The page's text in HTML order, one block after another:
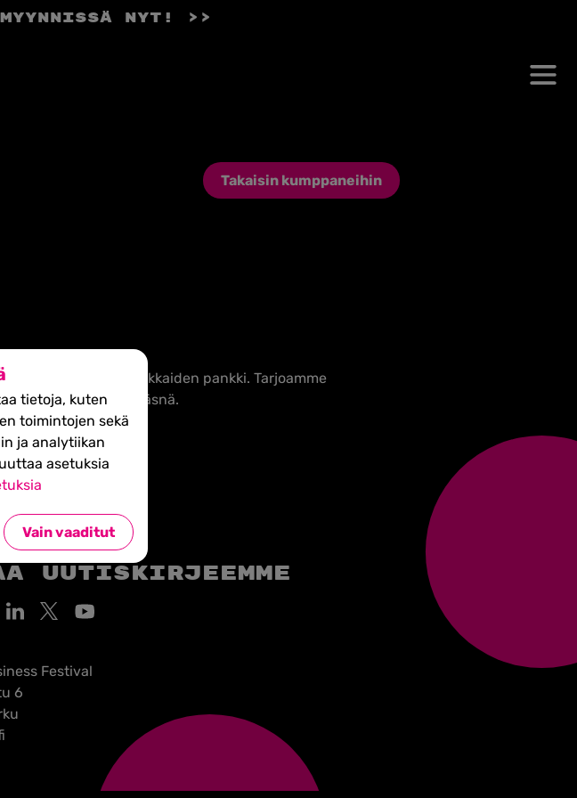
tietoja, kuten
toimintojen sekä
ja analytiikan
asetuksia
Vain vaaditut
nyt! >>
Takaisin kumppaneihin
tyytyväisten asiakkaiden pankki. Tarjoamme
asioissa. Lähellä ja läsnä.
uutiskirjeemme
Festival
6